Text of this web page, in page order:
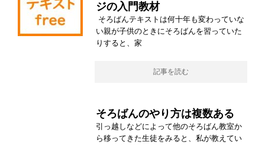
ジの入門教材
そろばんテキストは何十年も変わっていな
い親が子供のときにそろばんを習っていた
りすると、家
記事を読む
そろばんのやり方は複数ある
引っ越しなどによって他のそろばん教室か
ら移ってきた生徒をみると、私が教えてい